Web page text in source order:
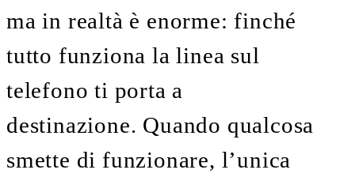
ma in realtà è enorme: finché
tutto funziona la linea sul
telefono ti porta a
destinazione. Quando qualcosa
smette di funzionare, l’unica